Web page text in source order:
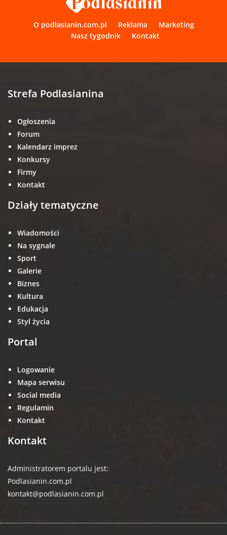
O podlasianin.com.pl Reklama
Marketing
Nasz tygodnik
Kontakt
Strefa Podlasianina
Ogłoszenia
Forum
Kalendarz imprez
Konkursy
Firmy
Kontakt
Działy tematyczne
Wiadomości
Na sygnale
Sport
Galerie
Biznes
Kultura
Edukacja
Styl życia
Portal
Logowanie
Mapa serwisu
Social media
Regulamin
Kontakt
Kontakt
Administratorem portalu jest:
Podlasianin.com.pl
kontakt@podlasianin.com.pl